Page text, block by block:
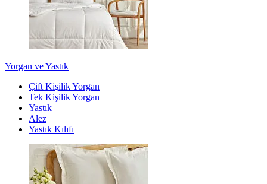
Yorgan ve Yastık
Çift Kişilik Yorgan
Tek Kişilik Yorgan
Yastık
Alez
Yastık Kılıfı